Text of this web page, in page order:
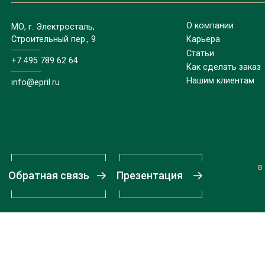
МО, г. Электросталь,
Строительный пер., 9
+7 495 789 62 64
info@epril.ru
О компании
Карьера
Статьи
Как сделать заказ
Нашим клиентам
Обратная связь Презентация
в